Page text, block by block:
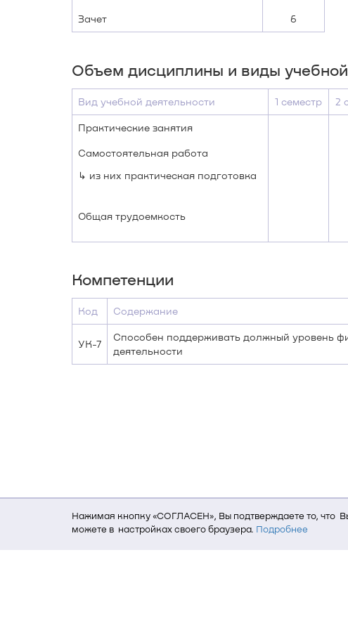
Нажимая кнопку «СОГЛАСЕН», Вы подтверждаете то, что
можете в настройках своего браузера. Подробнее
Зачет 6
Объем дисциплины и виды учебной
Вид учебной деятельности 1 семестр 2
Практические занятия
Самостоятельная работа
↳ из них практическая подготовка
Общая трудоемкость
Компетенции
Код Содержание
УК-7
Способен поддерживать должный уровень
деятельности